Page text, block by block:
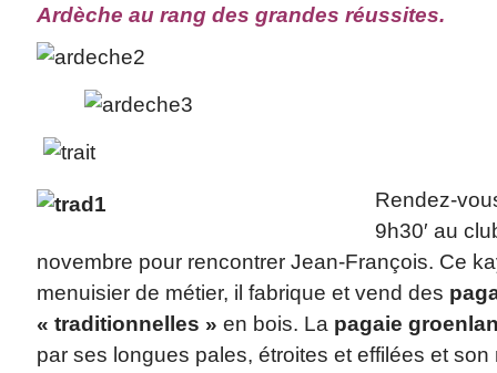
Ardèche au rang des grandes réussites.
Rendez-
9h30′ au
novembre pour rencontrer Jean-François. Ce
menuisier de métier, il fabrique et vend des
« traditionnelles » en bois. La pagaie
par ses longues pales, étroites et effilées et